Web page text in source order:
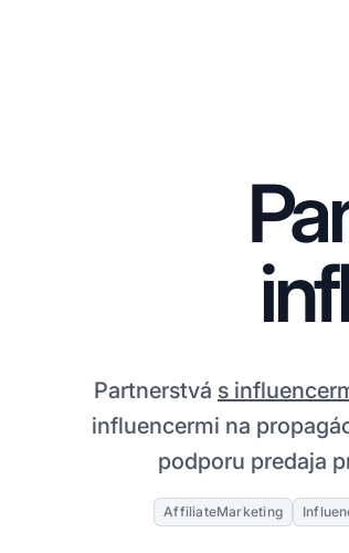
Partnerstvá s
influencermi na
podporu predaja
AffiliateMarketing